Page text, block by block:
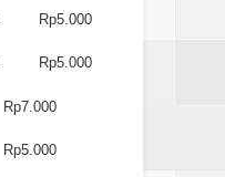
Rp5.000
Rp5.000
Rp7.000
Rp5.000